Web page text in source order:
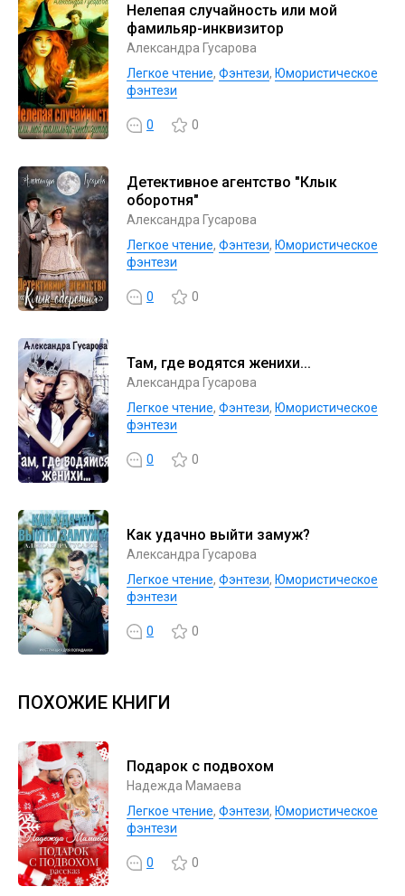
Нелепая случайность или мой
фамильяр-инквизитор
Александра Гусарова
Легкое чтение, Фэнтези, Юмористическое
фэнтези
0 0
Детективное агентство "Клык
оборотня"
Александра Гусарова
Легкое чтение, Фэнтези, Юмористическое
фэнтези
0 0
Там, где водятся женихи...
Александра Гусарова
Легкое чтение, Фэнтези, Юмористическое
фэнтези
0 0
Как удачно выйти замуж?
Александра Гусарова
Легкое чтение, Фэнтези, Юмористическое
фэнтези
0 0
ПОХОЖИЕ КНИГИ
Подарок с подвохом
Надежда Мамаева
Легкое чтение, Фэнтези, Юмористическое
фэнтези
0 0